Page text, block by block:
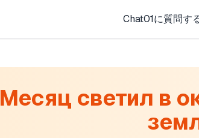
Chat01に質問す
Месяц светил в